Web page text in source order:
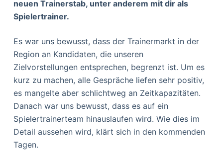
neuen Trainerstab, unter anderem mit dir als
Spielertrainer.
Es war uns bewusst, dass der Trainermarkt in der
Region an Kandidaten, die unseren
Zielvorstellungen entsprechen, begrenzt ist. Um es
kurz zu machen, alle Gespräche liefen sehr positiv,
es mangelte aber schlichtweg an Zeitkapazitäten.
Danach war uns bewusst, dass es auf ein
Spielertrainerteam hinauslaufen wird. Wie dies im
Detail aussehen wird, klärt sich in den kommenden
Tagen.